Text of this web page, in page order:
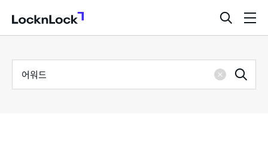
LocknLock
검
색
열
통
삭
검